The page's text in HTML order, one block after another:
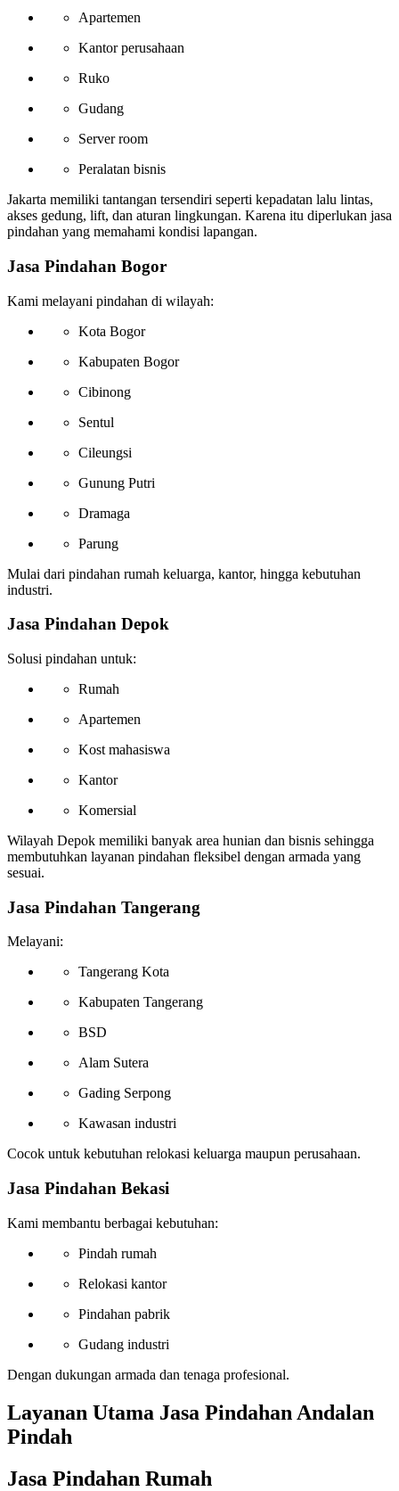
Apartemen
Kantor perusahaan
Ruko
Gudang
Server room
Peralatan bisnis
Jakarta memiliki tantangan tersendiri seperti kepadatan lalu lintas,
akses gedung, lift, dan aturan lingkungan. Karena itu diperlukan jasa
pindahan yang memahami kondisi lapangan.
Jasa Pindahan Bogor
Kami melayani pindahan di wilayah:
Kota Bogor
Kabupaten Bogor
Cibinong
Sentul
Cileungsi
Gunung Putri
Dramaga
Parung
Mulai dari pindahan rumah keluarga, kantor, hingga kebutuhan
industri.
Jasa Pindahan Depok
Solusi pindahan untuk:
Rumah
Apartemen
Kost mahasiswa
Kantor
Komersial
Wilayah Depok memiliki banyak area hunian dan bisnis sehingga
membutuhkan layanan pindahan fleksibel dengan armada yang
sesuai.
Jasa Pindahan Tangerang
Melayani:
Tangerang Kota
Kabupaten Tangerang
BSD
Alam Sutera
Gading Serpong
Kawasan industri
Cocok untuk kebutuhan relokasi keluarga maupun perusahaan.
Jasa Pindahan Bekasi
Kami membantu berbagai kebutuhan:
Pindah rumah
Relokasi kantor
Pindahan pabrik
Gudang industri
Dengan dukungan armada dan tenaga profesional.
Layanan Utama Jasa Pindahan Andalan
Pindah
Jasa Pindahan Rumah